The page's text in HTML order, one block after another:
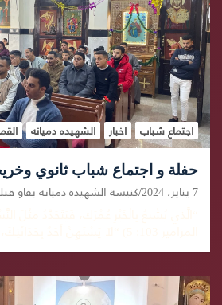
اجتماع شباب اخبار الشهيده دميانه
حفلة و اجتماع شباب ثانوي
7 يناير، 2024 كنيسة الشهيدة دميانه بفاو